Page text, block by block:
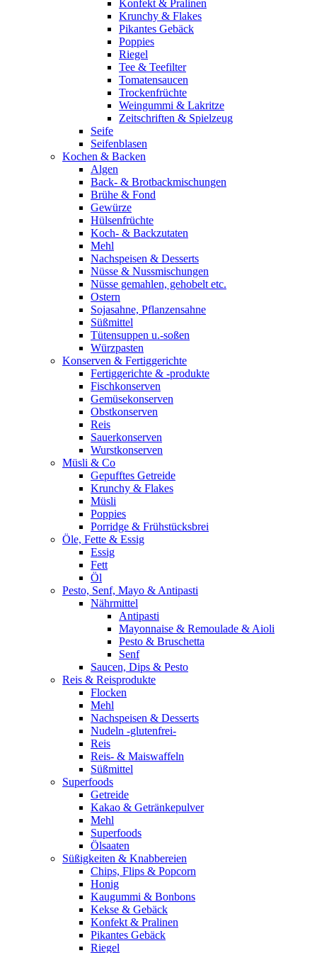
Konfekt & Pralinen
Krunchy & Flakes
Pikantes Gebäck
Poppies
Riegel
Tee & Teefilter
Tomatensaucen
Trockenfrüchte
Weingummi & Lakritze
Zeitschriften & Spielzeug
Seife
Seifenblasen
Kochen & Backen
Algen
Back- & Brotbackmischungen
Brühe & Fond
Gewürze
Hülsenfrüchte
Koch- & Backzutaten
Mehl
Nachspeisen & Desserts
Nüsse & Nussmischungen
Nüsse gemahlen, gehobelt etc.
Ostern
Sojasahne, Pflanzensahne
Süßmittel
Tütensuppen u.-soßen
Würzpasten
Konserven & Fertiggerichte
Fertiggerichte & -produkte
Fischkonserven
Gemüsekonserven
Obstkonserven
Reis
Sauerkonserven
Wurstkonserven
Müsli & Co
Gepufftes Getreide
Krunchy & Flakes
Müsli
Poppies
Porridge & Frühstücksbrei
Öle, Fette & Essig
Essig
Fett
Öl
Pesto, Senf, Mayo & Antipasti
Nährmittel
Antipasti
Mayonnaise & Remoulade & Aioli
Pesto & Bruschetta
Senf
Saucen, Dips & Pesto
Reis & Reisprodukte
Flocken
Mehl
Nachspeisen & Desserts
Nudeln -glutenfrei-
Reis
Reis- & Maiswaffeln
Süßmittel
Superfoods
Getreide
Kakao & Getränkepulver
Mehl
Superfoods
Ölsaaten
Süßigkeiten & Knabbereien
Chips, Flips & Popcorn
Honig
Kaugummi & Bonbons
Kekse & Gebäck
Konfekt & Pralinen
Pikantes Gebäck
Riegel